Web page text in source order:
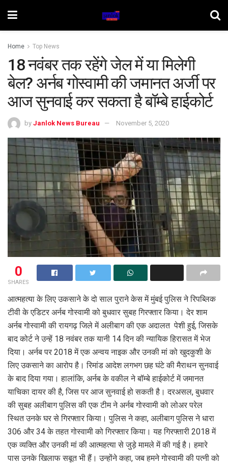
Home Top News
18 नवंबर तक रहेंगे जेल में या मिलेगी
बेल? अर्नब गोस्वामी की जमानत अर्जी पर
आज सुनवाई कर सकता है बॉम्बे हाईकोर्ट
by Janlok News Bureau November 5, 2020
0
SHARES
आत्महत्या के लिए उकसाने के दो साल पुराने केस में मुंबई पुलिस ने रिपब्लिक
टीवी के एडिटर अर्नब गोस्वामी को बुधवार सुबह गिरफ्तार किया। देर शाम
अर्नब गोस्वामी की रायगढ़ जिले में अलीबाग की एक अदालत पेशी हुई, जिसके
बाद कोर्ट ने उन्हें 18 नवंबर तक यानी 14 दिन की न्यायिक हिरासत में भेज
दिया। अर्नब पर 2018 में एक अन्वय नाइक और उनकी मां को खुदकुशी के
लिए उकसाने का आरोप है। रिमांड आदेश लगभग छह घंटे की मैराथन सुनवाई
के बाद दिया गया। हालांकि, अर्नब के वकील ने बॉम्बे हाईकोर्ट में जमानत
याचिका दायर की है, जिस पर आज सुनवाई हो सकती है। दरअसल, बुधवार
की सुबह अलीबाग पुलिस की एक टीम ने अर्नब गोस्वामी को लोअर परेल
स्थित उनके घर से गिरफ्तार किया। पुलिस ने कहा, अलीबाग पुलिस ने धारा
306 और 34 के तहत गोस्वामी को गिरफ्तार किया। यह गिरफ्तारी 2018 में
एक व्यक्ति और उनकी मां की आत्महत्या से जुड़े मामले में की गई है। हमारे
पास उनके खिलाफ सबूत भी हैं। उन्होंने कहा, जब हमने गोस्वामी की पत्नी को